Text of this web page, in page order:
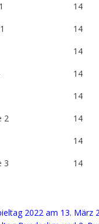
14
14
14
14
14
2 14
14
3 14
2022 am 13. März